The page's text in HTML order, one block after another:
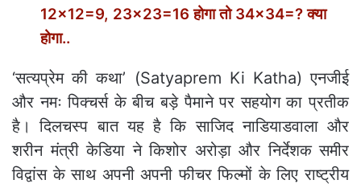
12×12=9, 23×23=16 होगा तो 34×34=? क्या
होगा..
‘सत्यप्रेम की कथा’ (Satyaprem Ki Katha) एनजीई
और नमः पिक्चर्स के बीच बड़े पैमाने पर सहयोग का प्रतीक
है। दिलचस्प बात यह है कि साजिद नाडियाडवाला और
शरीन मंत्री केडिया ने किशोर अरोड़ा और निर्देशक समीर
विद्वांस के साथ अपनी अपनी फीचर फिल्मों के लिए राष्ट्रीय